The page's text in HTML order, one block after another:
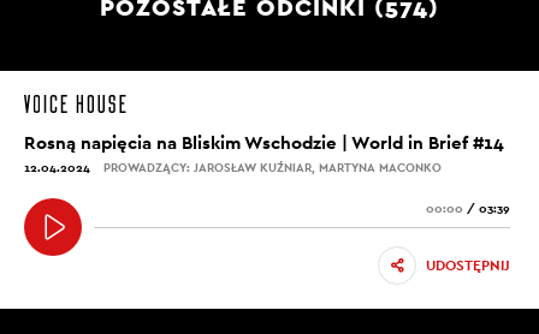
POZOSTAŁE ODCINKI (574)
Rosną napięcia na Bliskim Wschodzie | World in Brief #14
12.04.2024 PROWADZĄCY: JAROSŁAW KUŹNIAR, MARTYNA MACONKO
00:00 / 03:39
UDOSTĘPNIJ